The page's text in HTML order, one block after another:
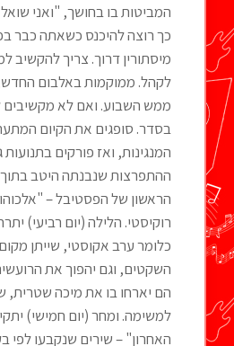
המביטות בו בחושך, "ואני
כך רוצה להיכנס כשאתה כבר
מיסתורין דרוך. צריך להקשיב
לקהל. ממוקמות באלבום החדש,
ממש השבוע. ואם לא מקשיבים
בסדר. סופגים את הקיום
המנגינות, ואז פורקים
ההתפרצות שנבנתה היטב
הראשון של הפסטיבל –
רוקיסטי. הלילה (יום רביעי)
כלומר ערב אקוסטי, שייתן
השקטים, וגם יהפוך את
הם יארחו בו את מיכה שטרית,
למשימה. ומחר (יום חמישי)
האחרון" – שירים שנקבעו לפי